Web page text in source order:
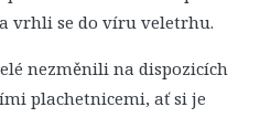
vrhli se do víru veletrhu.
nezměnili na dispozicích
plachetnicemi, ať si je